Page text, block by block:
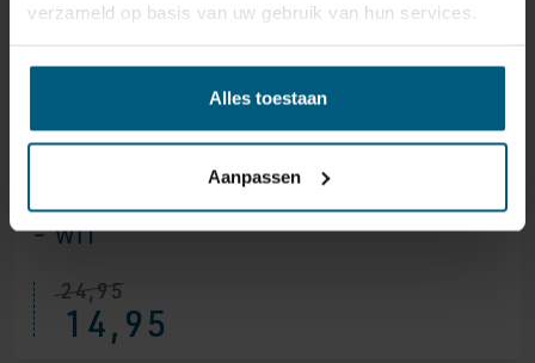
verzameld op basis van uw gebruik van hun services.
Alles toestaan
Aanpassen
TOPPER HOESLAKEN PERCAL KATOEN
– WIT
24,95
14,95